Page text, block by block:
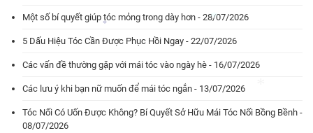
*
*
*
Một số bí quyết giúp tóc mỏng trong dày hơn - 28/07/2026
5 Dấu Hiệu Tóc Cần Được Phục Hồi Ngay - 22/07/2026
Các vấn đề thường gặp với mái tóc vào ngày hè - 16/07/2026
Các lưu ý khi bạn nữ muốn để mái tóc ngắn - 13/07/2026
Tóc Nối Có Uốn Được Không? Bí Quyết Sở Hữu Mái Tóc Nối Bồng Bềnh -
08/07/2026